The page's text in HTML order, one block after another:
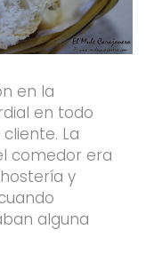
en la
en todo
La
comedor era
y
alguna